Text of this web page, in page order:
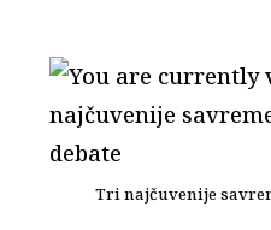
Tri najčuvenije